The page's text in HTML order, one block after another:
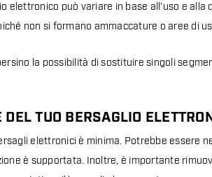
elettronico può variare in base all’uso e
non si formano ammaccature o aree di
la possibilità di sostituire singoli
TUO BERSAGLIO
elettronici è minima. Potrebbe essere
è supportata. Inoltre, è importante